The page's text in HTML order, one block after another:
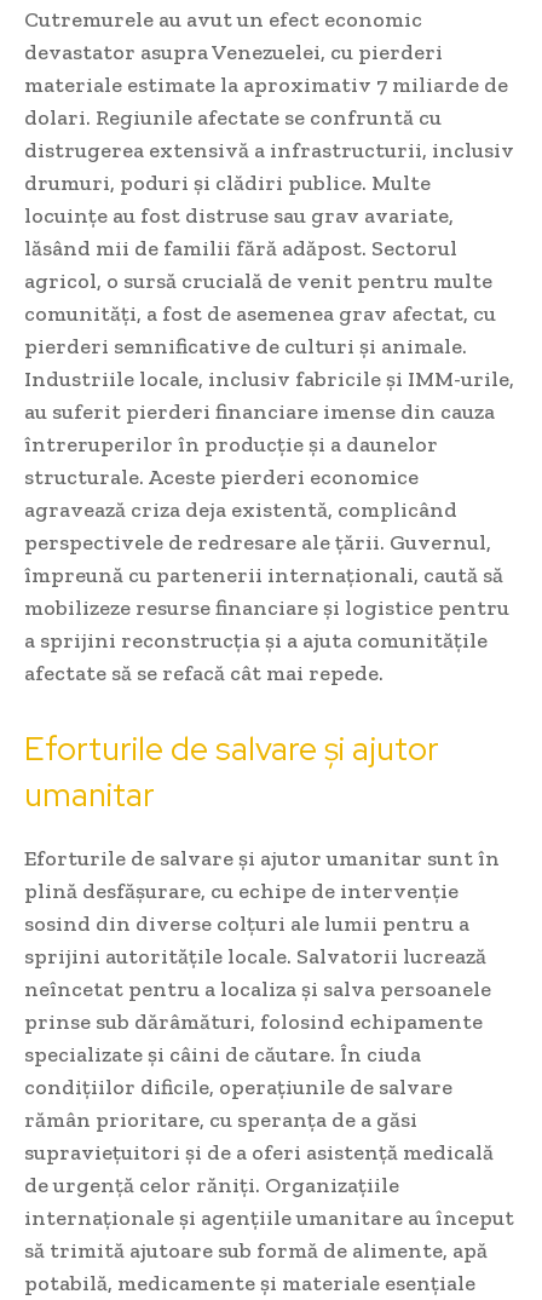
Cutremurele au avut un efect economic
devastator asupra Venezuelei, cu pierderi
materiale estimate la aproximativ 7 miliarde de
dolari. Regiunile afectate se confruntă cu
distrugerea extensivă a infrastructurii, inclusiv
drumuri, poduri și clădiri publice. Multe
locuințe au fost distruse sau grav avariate,
lăsând mii de familii fără adăpost. Sectorul
agricol, o sursă crucială de venit pentru multe
comunități, a fost de asemenea grav afectat, cu
pierderi semnificative de culturi și animale.
Industriile locale, inclusiv fabricile și IMM-urile,
au suferit pierderi financiare imense din cauza
întreruperilor în producție și a daunelor
structurale. Aceste pierderi economice
agravează criza deja existentă, complicând
perspectivele de redresare ale țării. Guvernul,
împreună cu partenerii internaționali, caută să
mobilizeze resurse financiare și logistice pentru
a sprijini reconstrucția și a ajuta comunitățile
afectate să se refacă cât mai repede.
Eforturile de salvare și ajutor
umanitar
Eforturile de salvare și ajutor umanitar sunt în
plină desfășurare, cu echipe de intervenție
sosind din diverse colțuri ale lumii pentru a
sprijini autoritățile locale. Salvatorii lucrează
neîncetat pentru a localiza și salva persoanele
prinse sub dărâmături, folosind echipamente
specializate și câini de căutare. În ciuda
condițiilor dificile, operațiunile de salvare
rămân prioritare, cu speranța de a găsi
supraviețuitori și de a oferi asistență medicală
de urgență celor răniți. Organizațiile
internaționale și agențiile umanitare au început
să trimită ajutoare sub formă de alimente, apă
potabilă, medicamente și materiale esențiale